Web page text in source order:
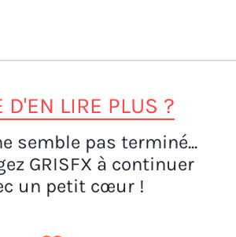
D'EN LIRE PLUS ?
semble pas terminé...
GRISFX à continuer
un petit cœur !